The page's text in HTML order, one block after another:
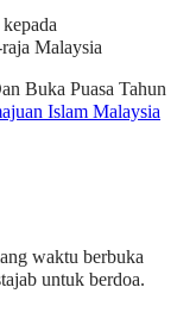
Malaysia
Buka Puasa Tahun
Islam Malaysia
waktu berbuka
untuk berdoa.